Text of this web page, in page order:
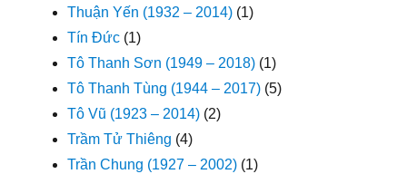
Thuận Yến (1932 – 2014) (1)
Tín Đức (1)
Tô Thanh Sơn (1949 – 2018) (1)
Tô Thanh Tùng (1944 – 2017) (5)
Tô Vũ (1923 – 2014) (2)
Trầm Tử Thiêng (4)
Trần Chung (1927 – 2002) (1)